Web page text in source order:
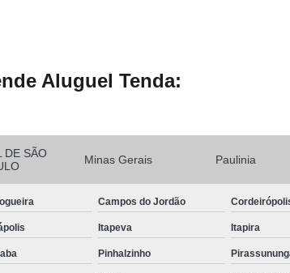
Aluguel Tenda:
DE SÃO
Minas Gerais Paulinia
Campos do Jordão
Itapeva Itapira
Pinhalzinho